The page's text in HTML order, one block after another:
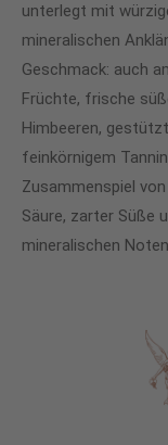
unterlegt mit
mineralischen
Geschmack: auch
Früchte, frische
Himbeeren,
feinkörnigem
Zusammenspiel
Säure, zarter Süße
mineralischen Noten